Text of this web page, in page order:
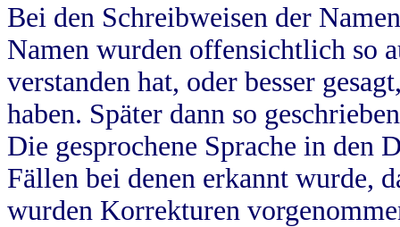
Bei den Schreibweisen der
Namen wurden offensichtlich so
verstanden hat, oder besser
haben. Später dann so
Die gesprochene Sprache in
Fällen bei denen erkannt wurde,
wurden Korrekturen